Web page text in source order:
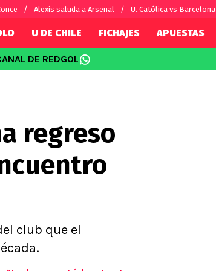
Alexis saluda a Arsenal U. Católica vs Barcelona
Argentino
Brasileño
Conference League
Ligue 1
Premier League
Serie A
U DE CHILE FICHAJES APUESTAS
DE REDGOL
regreso
club que el